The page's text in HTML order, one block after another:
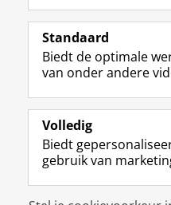
Disclaimer &
Standaard
Biedt de optimale
van onder andere
Volledig
Biedt
gebruik van